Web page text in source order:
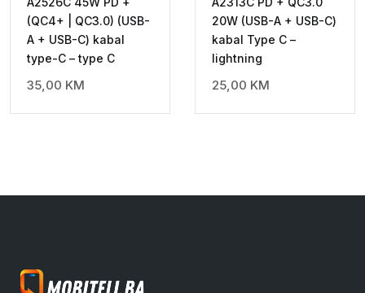
(QC4+ | QC3.0) (USB-
A + USB-C) kabal
type-C – type C
35,00 KM
20W (USB-A + USB-C)
kabal Type C –
lightning
25,00 KM